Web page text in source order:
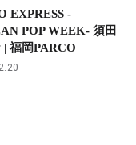
EXPRESS -
POP WEEK- 須田
| 福岡PARCO